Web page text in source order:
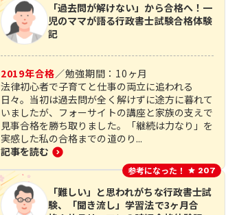
「過去問が解けない」から合格へ！一
児のママが語る行政書士試験合格体験
記
2019年合格／勉強期間： 10 ヶ月
法律初心者で子育てと仕事の両立に追われる
日々。当初は過去問が全く解けずに途方に暮れて
いましたが、フォーサイトの講座と家族の支えで
見事合格を勝ち取りました。「継続は力なり」を
実感した私の合格までの道のり...
記事を読む
参考になった！ 207
「難しい」と思われがちな行政書士試
験、「聞き流し」学習法で3ヶ月合